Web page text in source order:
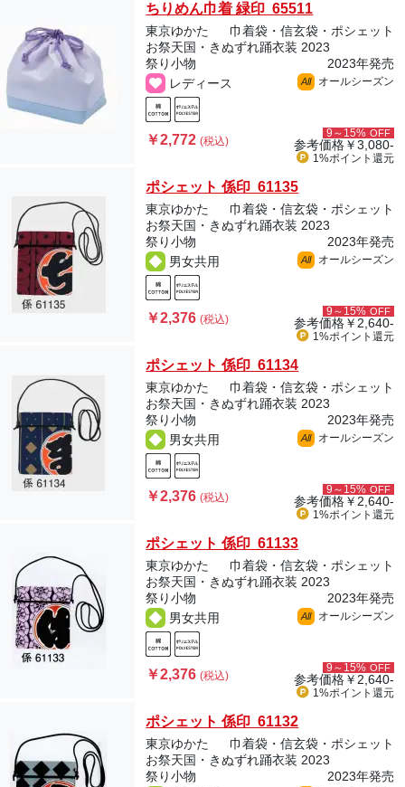
ちりめん巾着 緑印 65511
東京ゆかた
巾着袋・信玄袋・ポシェット
お祭天国・きぬずれ踊衣装 2023
祭り小物
2023年発売
レディース
All オールシーズン
￥2,772(税込)
9～15% OFF
参考価格￥3,080-
1%ポイント 還元
ポシェット 係印 61135
東京ゆかた
巾着袋・信玄袋・ポシェット
お祭天国・きぬずれ踊衣装 2023
祭り小物
2023年発売
男女共用
All オールシーズン
￥2,376(税込)
9～15% OFF
参考価格￥2,640-
1%ポイント 還元
ポシェット 係印 61134
東京ゆかた
巾着袋・信玄袋・ポシェット
お祭天国・きぬずれ踊衣装 2023
祭り小物
2023年発売
男女共用
All オールシーズン
￥2,376(税込)
9～15% OFF
参考価格￥2,640-
1%ポイント 還元
ポシェット 係印 61133
東京ゆかた
巾着袋・信玄袋・ポシェット
お祭天国・きぬずれ踊衣装 2023
祭り小物
2023年発売
男女共用
All オールシーズン
￥2,376(税込)
9～15% OFF
参考価格￥2,640-
1%ポイント 還元
ポシェット 係印 61132
東京ゆかた
巾着袋・信玄袋・ポシェット
お祭天国・きぬずれ踊衣装 2023
祭り小物
2023年発売